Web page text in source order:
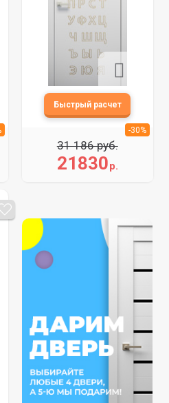
21830р.
31 186 руб.
-30%